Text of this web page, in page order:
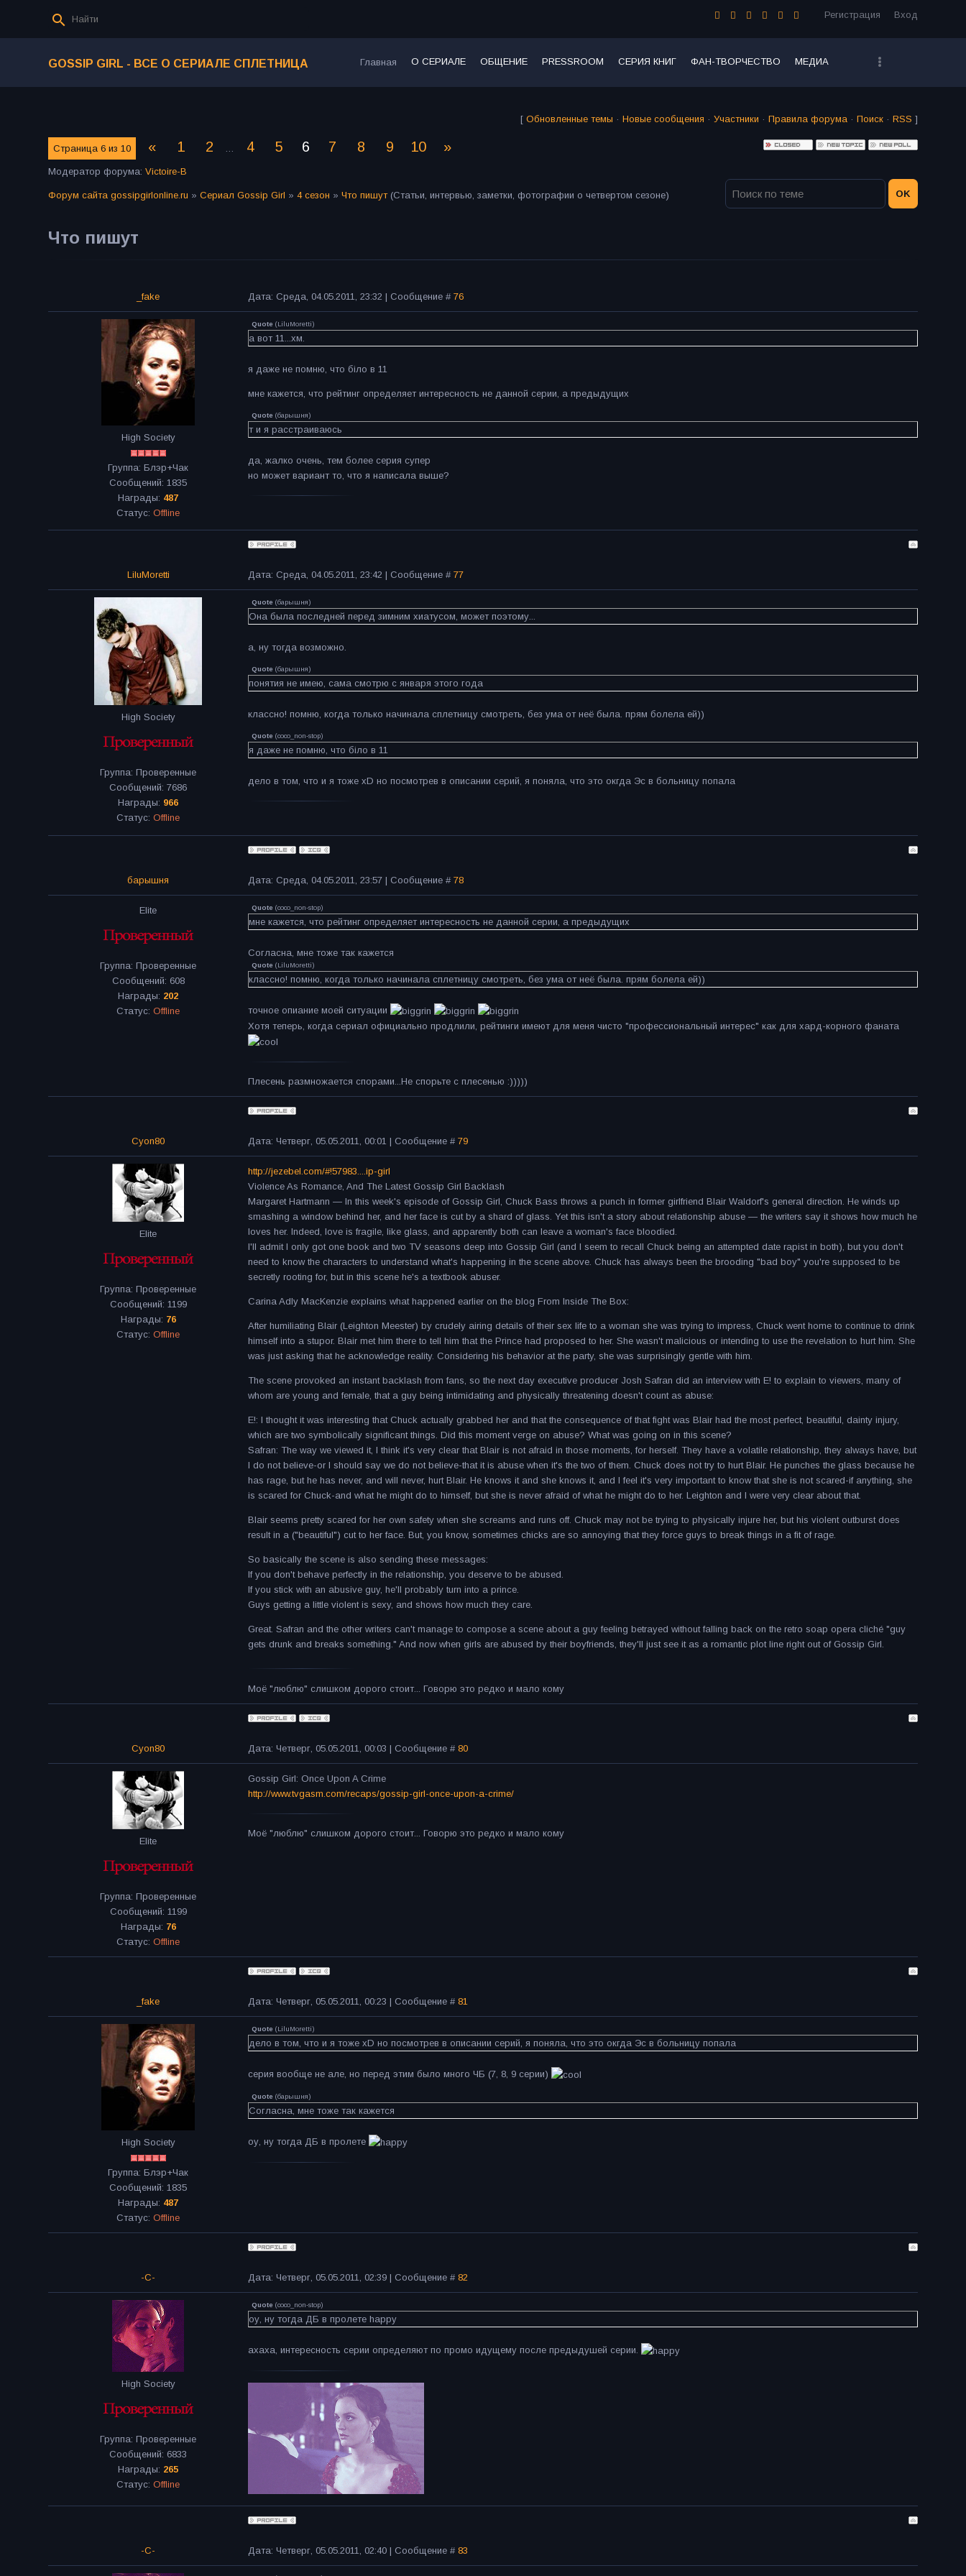
Регистрация Вход
GOSSIP GIRL - ВСЕ О СЕРИАЛЕ СПЛЕТНИЦА Главная О СЕРИАЛЕ ОБЩЕНИЕ PRESSROOM СЕРИЯ КНИГ ФАН-ТВОРЧЕСТВО МЕДИА
[ Обновленные темы · Новые сообщения · Участники · Правила форума · Поиск · RSS ]
Страница 6 из 10 « 1 2 … 4 5 6 7 8 9 10 »
Модератор форума: Victoire-В
Форум сайта gossipgirlonline.ru » Сериал Gossip Girl » 4 сезон » Что пишут (Статьи, интервью, заметки, фотографии о четвертом сезоне)
Что пишут
_fake Дата: Среда, 04.05.2011, 23:32 | Сообщение # 76
High Society
Группа: Блэр+Чак
Сообщений: 1835
Награды: 487
Статус: Offline
Quote (LiluMoretti)
а вот 11...хм.
я даже не помню, что біло в 11
мне кажется, что рейтинг определяет интересность не данной серии, а предыдущих
Quote (барышня)
т и я расстраиваюсь
да, жалко очень, тем более серия супер
но может вариант то, что я написала выше?
LiluMoretti Дата: Среда, 04.05.2011, 23:42 | Сообщение # 77
High Society
Группа: Проверенные
Сообщений: 7686
Награды: 966
Статус: Offline
Quote (барышня)
Она была последней перед зимним хиатусом, может поэтому...
а, ну тогда возможно.
Quote (барышня)
понятия не имею, сама смотрю с января этого года
классно! помню, когда только начинала сплетницу смотреть, без ума от неё была. прям болела ей))
Quote (coco_non-stop)
я даже не помню, что біло в 11
дело в том, что и я тоже xD но посмотрев в описании серий, я поняла, что это окгда Эс в больницу попала
барышня Дата: Среда, 04.05.2011, 23:57 | Сообщение # 78
Elite
Группа: Проверенные
Сообщений: 608
Награды: 202
Статус: Offline
Quote (coco_non-stop)
мне кажется, что рейтинг определяет интересность не данной серии, а предыдущих
Согласна, мне тоже так кажется
Quote (LiluMoretti)
классно! помню, когда только начинала сплетницу смотреть, без ума от неё была. прям болела ей))
точное опиание моей ситуации
Хотя теперь, когда сериал официально продлили, рейтинги имеют для меня чисто "профессиональный интерес" как для хард-корного фаната
Плесень размножается спорами...Не спорьте с плесенью :)))))
Cyon80 Дата: Четверг, 05.05.2011, 00:01 | Сообщение # 79
Elite
Группа: Проверенные
Сообщений: 1199
Награды: 76
Статус: Offline
http://jezebel.com/#!57983....ip-girl
Violence As Romance, And The Latest Gossip Girl Backlash
Margaret Hartmann — In this week's episode of Gossip Girl, Chuck Bass throws a punch in former girlfriend Blair Waldorf's general direction. He winds up
smashing a window behind her, and her face is cut by a shard of glass. Yet this isn't a story about relationship abuse — the writers say it shows how much he
loves her. Indeed, love is fragile, like glass, and apparently both can leave a woman's face bloodied.
I'll admit I only got one book and two TV seasons deep into Gossip Girl (and I seem to recall Chuck being an attempted date rapist in both), but you don't
need to know the characters to understand what's happening in the scene above. Chuck has always been the brooding "bad boy" you're supposed to be
secretly rooting for, but in this scene he's a textbook abuser.
Carina Adly MacKenzie explains what happened earlier on the blog From Inside The Box:
After humiliating Blair (Leighton Meester) by crudely airing details of their sex life to a woman she was trying to impress, Chuck went home to continue to drink
himself into a stupor. Blair met him there to tell him that the Prince had proposed to her. She wasn't malicious or intending to use the revelation to hurt him. She
was just asking that he acknowledge reality. Considering his behavior at the party, she was surprisingly gentle with him.
The scene provoked an instant backlash from fans, so the next day executive producer Josh Safran did an interview with E! to explain to viewers, many of
whom are young and female, that a guy being intimidating and physically threatening doesn't count as abuse:
E!: I thought it was interesting that Chuck actually grabbed her and that the consequence of that fight was Blair had the most perfect, beautiful, dainty injury,
which are two symbolically significant things. Did this moment verge on abuse? What was going on in this scene?
Safran: The way we viewed it, I think it's very clear that Blair is not afraid in those moments, for herself. They have a volatile relationship, they always have, but
I do not believe-or I should say we do not believe-that it is abuse when it's the two of them. Chuck does not try to hurt Blair. He punches the glass because he
has rage, but he has never, and will never, hurt Blair. He knows it and she knows it, and I feel it's very important to know that she is not scared-if anything, she
is scared for Chuck-and what he might do to himself, but she is never afraid of what he might do to her. Leighton and I were very clear about that.
Blair seems pretty scared for her own safety when she screams and runs off. Chuck may not be trying to physically injure her, but his violent outburst does
result in a ("beautiful") cut to her face. But, you know, sometimes chicks are so annoying that they force guys to break things in a fit of rage.
So basically the scene is also sending these messages:
If you don't behave perfectly in the relationship, you deserve to be abused.
If you stick with an abusive guy, he'll probably turn into a prince.
Guys getting a little violent is sexy, and shows how much they care.
Great. Safran and the other writers can't manage to compose a scene about a guy feeling betrayed without falling back on the retro soap opera cliché "guy
gets drunk and breaks something." And now when girls are abused by their boyfriends, they'll just see it as a romantic plot line right out of Gossip Girl.
Моё "люблю" слишком дорого стоит... Говорю это редко и мало кому
Cyon80 Дата: Четверг, 05.05.2011, 00:03 | Сообщение # 80
Elite
Группа: Проверенные
Сообщений: 1199
Награды: 76
Статус: Offline
Gossip Girl: Once Upon A Crime
http://www.tvgasm.com/recaps/gossip-girl-once-upon-a-crime/
Моё "люблю" слишком дорого стоит... Говорю это редко и мало кому
_fake Дата: Четверг, 05.05.2011, 00:23 | Сообщение # 81
High Society
Группа: Блэр+Чак
Сообщений: 1835
Награды: 487
Статус: Offline
Quote (LiluMoretti)
дело в том, что и я тоже xD но посмотрев в описании серий, я поняла, что это окгда Эс в больницу попала
серия вообще не але, но перед этим было много ЧБ (7, 8, 9 серии)
Quote (барышня)
Согласна, мне тоже так кажется
оу, ну тогда ДБ в пролете
-C- Дата: Четверг, 05.05.2011, 02:39 | Сообщение # 82
High Society
Группа: Проверенные
Сообщений: 6833
Награды: 265
Статус: Offline
Quote (coco_non-stop)
оу, ну тогда ДБ в пролете happy
ахаха, интересность серии определяют по промо идущему после предыдушей серии.
-C- Дата: Четверг, 05.05.2011, 02:40 | Сообщение # 83